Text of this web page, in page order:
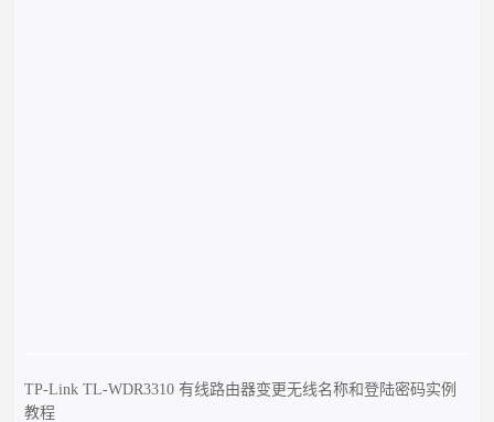
TP-Link TL-WDR3310 有线路由器变更无线名称和登陆密码实例
教程